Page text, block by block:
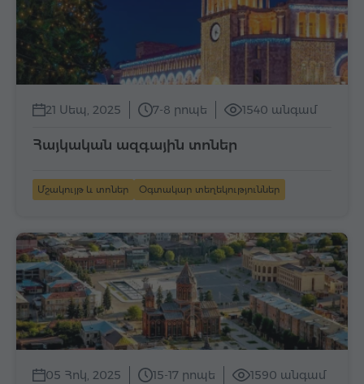
21 Սեպ, 2025 7-8 րոպե 1540 անգամ
Հայկական ազգային տոներ
Մշակույթ և տոներ Օգտակար տեղեկություններ
05 Հոկ, 2025 15-17 րոպե 1590 անգամ